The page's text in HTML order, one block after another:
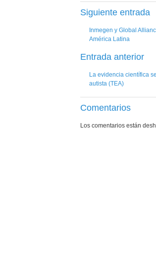
Siguiente entrada
Inmegen y Global
América Latina
Entrada anterior
La evidencia científica
autista (TEA)
Comentarios
Los comentarios están